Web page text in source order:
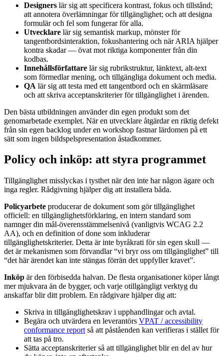
Designers lär sig att specificera kontrast, fokus och tillstånd;
att annotera överlämningar för tillgänglighet; och att designa
formulär och fel som fungerar för alla.
Utvecklare lär sig semantisk markup, mönster för
tangentbordsinteraktion, fokushantering och när ARIA hjälper
kontra skadar — övat mot riktiga komponenter från din
kodbas.
Innehållsförfattare lär sig rubrikstruktur, länktext, alt-text
som förmedlar mening, och tillgängliga dokument och media.
QA lär sig att testa med ett tangentbord och en skärmläsare
och att skriva acceptanskriterier för tillgänglighet i ärenden.
Den bästa utbildningen använder din egen produkt som det
genomarbetade exemplet. När en utvecklare åtgärdar en riktig defekt
från sin egen backlog under en workshop fastnar lärdomen på ett
sätt som ingen bildspelspresentation åstadkommer.
Policy och inköp: att styra programmet
Tillgänglighet misslyckas i tysthet när den inte har någon ägare och
inga regler. Rådgivning hjälper dig att installera båda.
Policyarbete producerar de dokument som gör tillgänglighet
officiell: en tillgänglighetsförklaring, en intern standard som
namnger din mål-överensstämmelsenivå (vanligtvis WCAG 2.2
AA), och en definition of done som inkluderar
tillgänglighetskriterier. Detta är inte byråkrati för sin egen skull —
det är mekanismen som förvandlar “vi bryr oss om tillgänglighet” till
“det här ärendet kan inte stängas förrän det uppfyller kravet”.
Inköp är den förbisedda halvan. De flesta organisationer köper långt
mer mjukvara än de bygger, och varje otillgängligt verktyg du
anskaffar blir ditt problem. En rådgivare hjälper dig att:
Skriva in tillgänglighetskrav i upphandlingar och avtal.
Begära och utvärdera en leverantörs VPAT / accessibility
conformance report så att påståenden kan verifieras i stället för
att tas på tro.
Sätta acceptanskriterier så att tillgänglighet blir en del av hur